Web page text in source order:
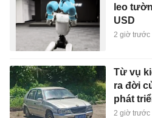
leo
USD
2 giờ trước
Từ vụ
ra đời
phát
2 giờ trước